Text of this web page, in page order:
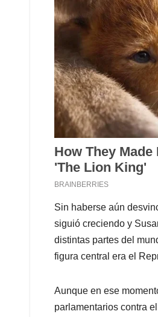
Sin haberse aún
siguió creciendo y
distintas partes del
figura central era el
Aunque en ese
parlamentarios contra